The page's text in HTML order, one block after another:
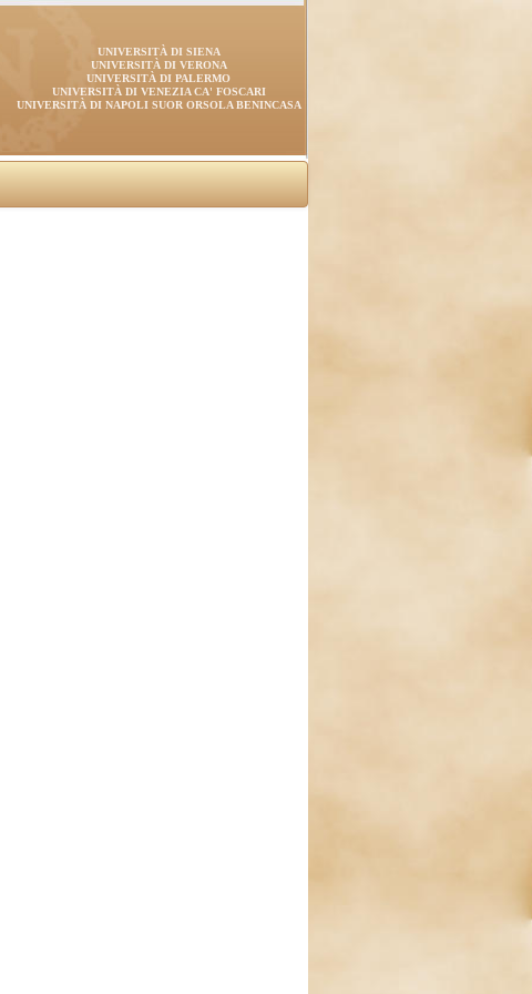
UNIVERSITÀ DI SIENA
UNIVERSITÀ DI VERONA
UNIVERSITÀ DI PALERMO
UNIVERSITÀ DI VENEZIA CA' FOSCARI
UNIVERSITÀ DI NAPOLI SUOR ORSOLA BENINCASA